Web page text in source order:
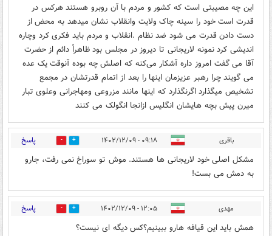
این چه مصیبتی است که کشور و مردم با آن روبرو هستند هرکس در
قدرت است خود را سینه چاک ولایت وانقلاب نشان میدهد به محض از
دست دادن قدرت می شود ضد نظام .انقلاب و مردم باید فکری کرد وچاره
اندیشی کرد نمونه لاریجانی تا دیروز در مجلس بود ظاهراً دائم از حضرت
آقا می گفت امروز داره آشکار می‌کنه که اصلش چه بوده آنوقت یک عده
می گویند چرا رهبر عزیزمان اینها را بعد از اتمام قدرتشان در مجمع
تشخیص میگذارد اگرنگذارد که اینها مانند مزروعی ومهاجرانی وعلوی تبار
میرن پیش بچه هایشان انگلیس ازانجا انگولک می کنند
باقری ۰۹:۱۸ - ۱۴۰۲/۱۲/۰۹ 1 پاسخ
مشکل اصلی خود لاریجانی ها هستند. موش تو سوراخ نمی رفت، جارو
به دمش می بست!
مهدی ۱۲:۰۵ - ۱۴۰۲/۱۲/۰۹ 0 پاسخ
همش باید این قیافه هارو ببینیم؟کس دیگه ای نیست؟